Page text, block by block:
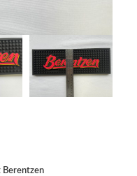
Berentzen